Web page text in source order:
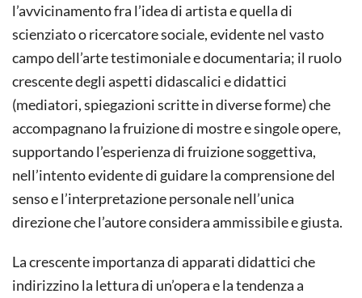
l’avvicinamento fra l’idea di artista e quella di
scienziato o ricercatore sociale, evidente nel vasto
campo dell’arte testimoniale e documentaria; il ruolo
crescente degli aspetti didascalici e didattici
(mediatori, spiegazioni scritte in diverse forme) che
accompagnano la fruizione di mostre e singole opere,
supportando l’esperienza di fruizione soggettiva,
nell’intento evidente di guidare la comprensione del
senso e l’interpretazione personale nell’unica
direzione che l’autore considera ammissibile e giusta.
La crescente importanza di apparati didattici che
indirizzino la lettura di un’opera e la tendenza a